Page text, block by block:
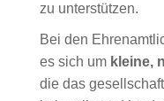
zu unterstützen.
Bei den
es sich um kleine,
die das